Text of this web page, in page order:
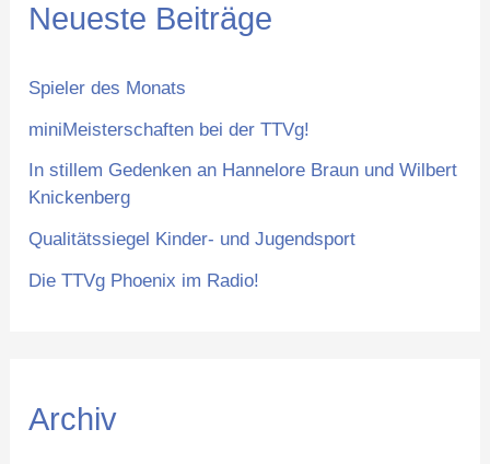
e
n
a
c
h
:
Neueste Beiträge
Spieler des Monats
miniMeisterschaften bei der TTVg!
In stillem Gedenken an Hannelore Braun und Wilbert
Knickenberg
Qualitätssiegel Kinder- und Jugendsport
Die TTVg Phoenix im Radio!
Archiv